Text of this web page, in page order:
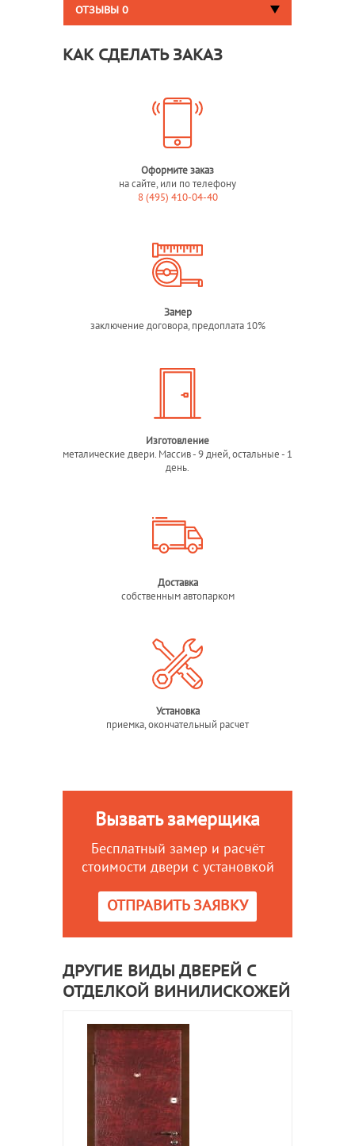
ОТЗЫВЫ 0
КАК СДЕЛАТЬ ЗАКАЗ
Оформите заказ
на сайте, или по телефону
8 (495) 410-04-40
Замер
заключение договора, предоплата 10%
Изготовление
металические двери. Массив - 9 дней, остальные - 1
день.
Доставка
собственным автопарком
Установка
приемка, окончательный расчет
Вызвать замерщика
Бесплатный замер и расчёт
стоимости двери с установкой
ОТПРАВИТЬ ЗАЯВКУ
ДРУГИЕ ВИДЫ ДВЕРЕЙ С
ОТДЕЛКОЙ ВИНИЛИСКОЖЕЙ